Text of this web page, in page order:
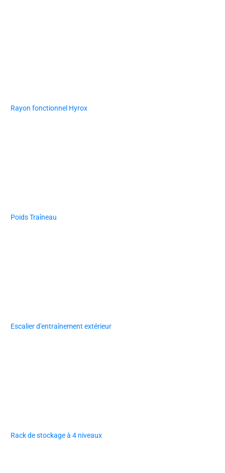
Rayon fonctionnel Hyrox
Poids Traîneau
Escalier d'entraînement extérieur
Rack de stockage à 4 niveaux